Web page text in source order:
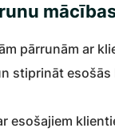
pārrunām ar
stiprināt
esošajiem